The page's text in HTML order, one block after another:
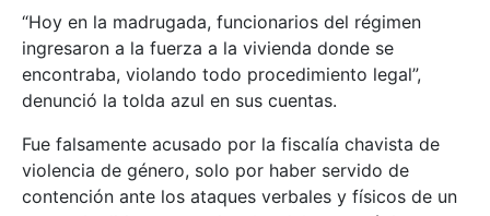
“Hoy en la madrugada, funcionarios del régimen
ingresaron a la fuerza a la vivienda donde se
encontraba, violando todo procedimiento legal”,
denunció la tolda azul en sus cuentas.
Fue falsamente acusado por la fiscalía chavista de
violencia de género, solo por haber servido de
contención ante los ataques verbales y físicos de un